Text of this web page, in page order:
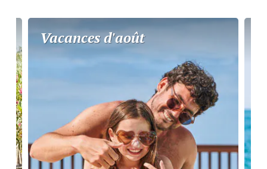
Vacances d'août